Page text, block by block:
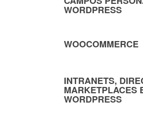
WORDPRESS
WOOCOMMERCE
INTRANETS,
MARKETPLACES
WORDPRESS